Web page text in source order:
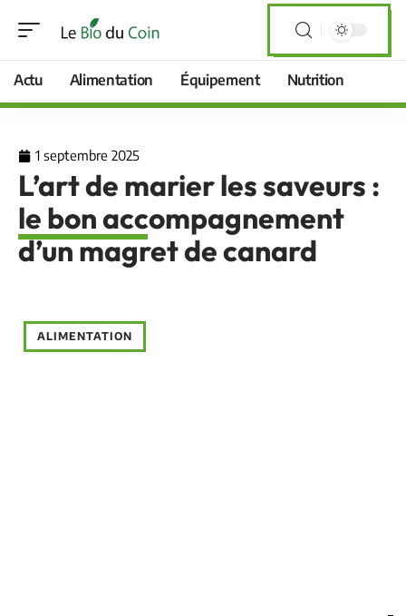
Actu Alimentation Équipement Nutrition
1 septembre 2025
L’art de marier les saveurs :
le bon accompagnement
d’un magret de canard
ALIMENTATION